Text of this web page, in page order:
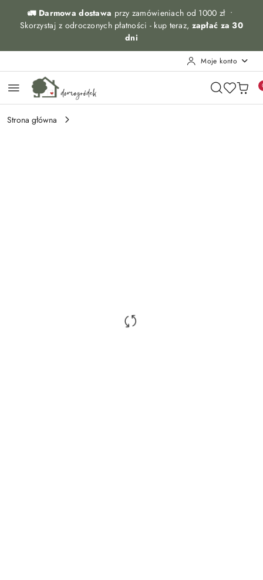
Przejdź do treści głównej
Przejdź do wyszukiwarki
Przejdź do moje konto
Przejdź do menu głównego
Przejdź do opisu produktu
Przejdź do stopki
🚛 Darmowa dostawa przy zamówieniach od 1000 zł •
Skorzystaj z odroczonych płatności - kup teraz, zapłać za 30
dni
Moje konto
Strona główna